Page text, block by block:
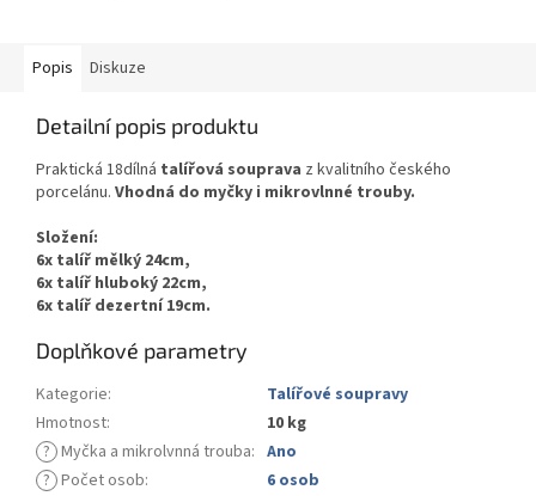
Popis Diskuze
Detailní popis produktu
Praktická 18dílná talířová souprava z kvalitního českého
porcelánu. Vhodná do myčky i mikrovlnné trouby.
Složení:
6x talíř mělký 24cm,
6x talíř hluboký 22cm,
6x talíř dezertní 19cm.
Doplňkové parametry
Kategorie:
Talířové soupravy
Hmotnost:
10 kg
? Myčka a mikrolvnná trouba: Ano
? Počet osob:
6 osob